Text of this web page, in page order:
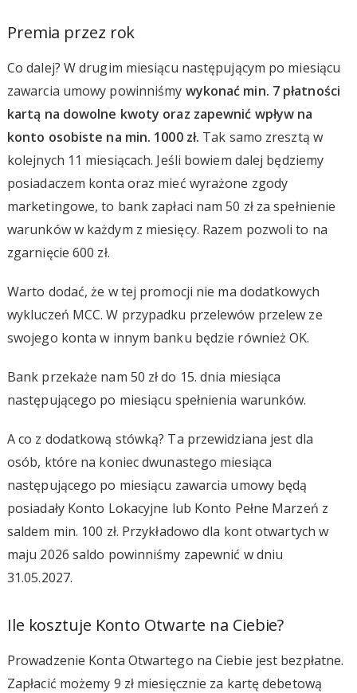
Premia przez rok
Co dalej? W drugim miesiącu następującym po miesiącu
zawarcia umowy powinniśmy wykonać min. 7 płatności
kartą na dowolne kwoty oraz zapewnić wpływ na
konto osobiste na min. 1000 zł. Tak samo zresztą w
kolejnych 11 miesiącach. Jeśli bowiem dalej będziemy
posiadaczem konta oraz mieć wyrażone zgody
marketingowe, to bank zapłaci nam 50 zł za spełnienie
warunków w każdym z miesięcy. Razem pozwoli to na
zgarnięcie 600 zł.
Warto dodać, że w tej promocji nie ma dodatkowych
wykluczeń MCC. W przypadku przelewów przelew ze
swojego konta w innym banku będzie również OK.
Bank przekaże nam 50 zł do 15. dnia miesiąca
następującego po miesiącu spełnienia warunków.
A co z dodatkową stówką? Ta przewidziana jest dla
osób, które na koniec dwunastego miesiąca
następującego po miesiącu zawarcia umowy będą
posiadały Konto Lokacyjne lub Konto Pełne Marzeń z
saldem min. 100 zł. Przykładowo dla kont otwartych w
maju 2026 saldo powinniśmy zapewnić w dniu
31.05.2027.
Ile kosztuje Konto Otwarte na Ciebie?
Prowadzenie Konta Otwartego na Ciebie jest bezpłatne.
Zapłacić możemy 9 zł miesięcznie za kartę debetową